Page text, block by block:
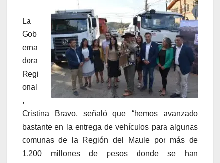
La
Gob
erna
dora
Regi
onal
,
Cristina Bravo, señaló que “hemos avanzado
bastante en la entrega de vehículos para algunas
comunas de la Región del Maule por más de
1.200 millones de pesos donde se han